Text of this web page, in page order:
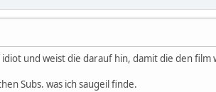
und weist die darauf hin, damit die den film
Subs. was ich saugeil finde.